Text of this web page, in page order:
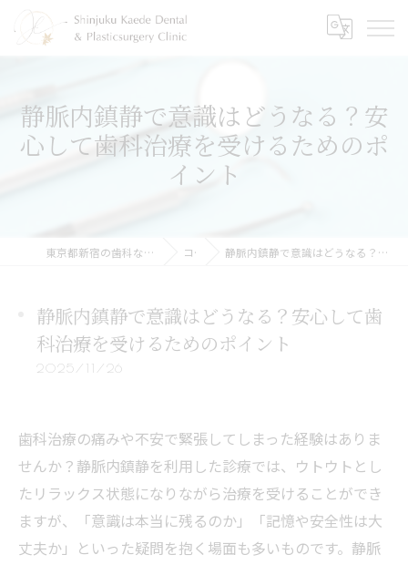
静脈内鎮静で意識はどうなる？安
心して歯科治療を受けるためのポ
イント
東京都新宿の歯科なら新宿かえで歯科・形成外科 コラム 静脈内鎮静で意識はどうなる？安心して歯科治療を受けるためのポイント
静脈内鎮静で意識はどうなる？安心して歯
科治療を受けるためのポイント
2025/11/26
歯科治療の痛みや不安で緊張してしまった経験はありま
せんか？静脈内鎮静を利用した診療では、ウトウトとし
たリラックス状態になりながら治療を受けることができ
ますが、「意識は本当に残るのか」「記憶や安全性は大
丈夫か」といった疑問を抱く場面も多いものです。静脈